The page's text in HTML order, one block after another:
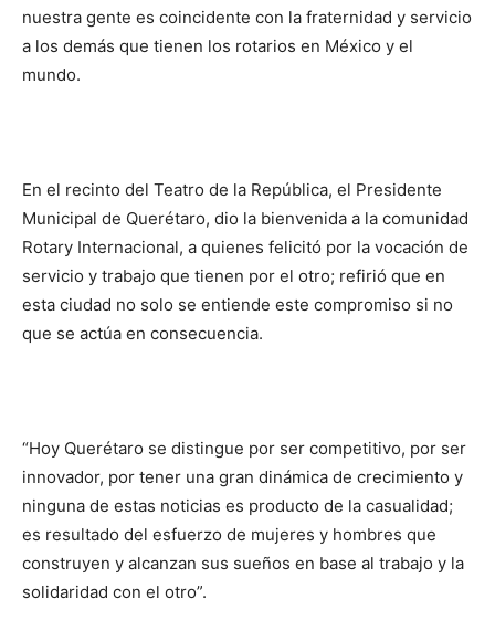
nuestra gente es coincidente con la fraternidad y servicio
a los demás que tienen los rotarios en México y el
mundo.
En el recinto del Teatro de la República, el Presidente
Municipal de Querétaro, dio la bienvenida a la comunidad
Rotary Internacional, a quienes felicitó por la vocación de
servicio y trabajo que tienen por el otro; refirió que en
esta ciudad no solo se entiende este compromiso si no
que se actúa en consecuencia.
“Hoy Querétaro se distingue por ser competitivo, por ser
innovador, por tener una gran dinámica de crecimiento y
ninguna de estas noticias es producto de la casualidad;
es resultado del esfuerzo de mujeres y hombres que
construyen y alcanzan sus sueños en base al trabajo y la
solidaridad con el otro”.